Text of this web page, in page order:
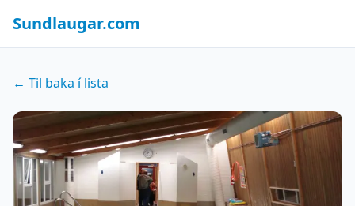
Sundlaugar.com
← Til baka í lista